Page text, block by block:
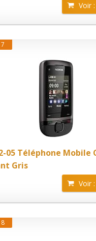
Voir
05 Téléphone Mobile
Gris
Voir
8